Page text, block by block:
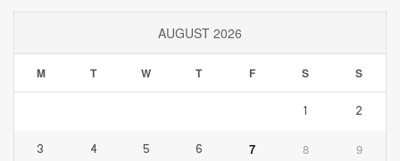
AUGUST 2026
M T W T F S S
1 2
3 4 5 6 7 8 9